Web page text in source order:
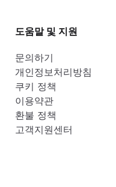
도움말 및 지원
문의하기
개인정보처리방침
쿠키 정책
이용약관
환불 정책
고객지원센터